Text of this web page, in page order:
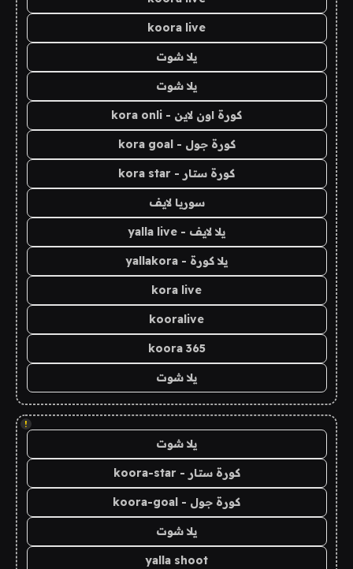
koora live
يلا شوت
يلا شوت
كورة اون لاين - kora onli
كورة جول - kora goal
كورة ستار - kora star
سوريا لايف
يلا لايف - yalla live
يلا كورة - yallakora
kora live
kooralive
koora 365
يلا شوت
!
يلا شوت
كورة ستار - koora-star
كورة جول - koora-goal
يلا شوت
yalla shoot